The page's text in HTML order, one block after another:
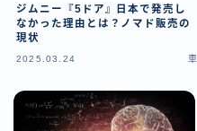
ジムニー『5ドア』日本で発売し
なかった理由とは？ノマド販売の
現状
2025.03.24 車